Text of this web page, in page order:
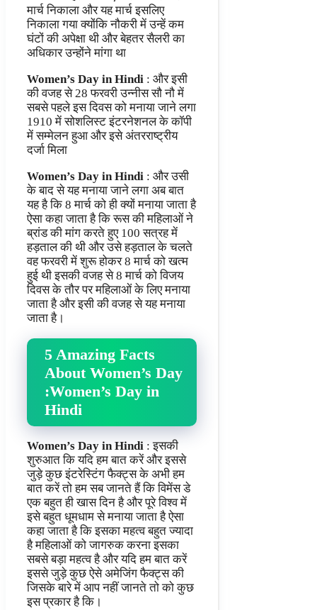
मार्च निकाला और यह मार्च इसलिए
निकाला गया क्योंकि नौकरी में उन्हें कम
घंटों की अपेक्षा थी और बेहतर सैलरी का
अधिकार उन्होंने मांगा था
Women’s Day in Hindi : और इसी
की वजह से 28 फरवरी उन्नीस सौ नौ में
सबसे पहले इस दिवस को मनाया जाने लगा
1910 में सोशलिस्ट इंटरनेशनल के कॉपी
में सम्मेलन हुआ और इसे अंतरराष्ट्रीय
दर्जा मिला
Women’s Day in Hindi : और उसी
के बाद से यह मनाया जाने लगा अब बात
यह है कि 8 मार्च को ही क्यों मनाया जाता है
ऐसा कहा जाता है कि रूस की महिलाओं ने
ब्रांड की मांग करते हुए 100 सत्रह में
हड़ताल की थी और उसे हड़ताल के चलते
वह फरवरी में शुरू होकर 8 मार्च को खत्म
हुई थी इसकी वजह से 8 मार्च को विजय
दिवस के तौर पर महिलाओं के लिए मनाया
जाता है और इसी की वजह से यह मनाया
जाता है।
5 Amazing Facts
About Women’s Day
:Women’s Day in
Hindi
Women’s Day in Hindi : इसकी
शुरुआत कि यदि हम बात करें और इससे
जुड़े कुछ इंटरेस्टिंग फैक्ट्स के अभी हम
बात करें तो हम सब जानते हैं कि विमेंस डे
एक बहुत ही खास दिन है और पूरे विश्व में
इसे बहुत धूमधाम से मनाया जाता है ऐसा
कहा जाता है कि इसका महत्व बहुत ज्यादा
है महिलाओं को जागरुक करना इसका
सबसे बड़ा महत्व है और यदि हम बात करें
इससे जुड़े कुछ ऐसे अमेजिंग फैक्ट्स की
जिसके बारे में आप नहीं जानते तो को कुछ
इस प्रकार है कि।